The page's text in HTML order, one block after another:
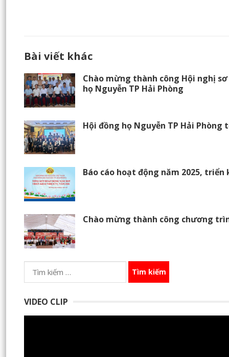
Bài viết khác
Chào mừng thành công Hội nghị
họ Nguyễn TP Hải Phòng
Hội đồng họ Nguyễn TP Hải
Báo cáo hoạt động năm 2025, triển
Chào mừng thành công chương
Tìm
kiếm
VIDEO CLIP